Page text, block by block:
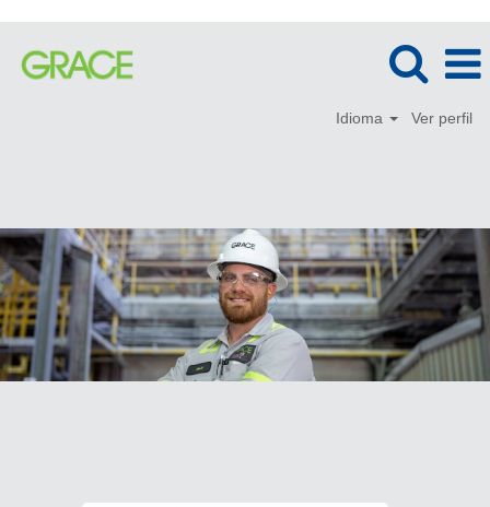
Idioma Ver perfil